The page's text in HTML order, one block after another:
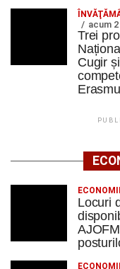
acum
Trei
Cugir
Locuri